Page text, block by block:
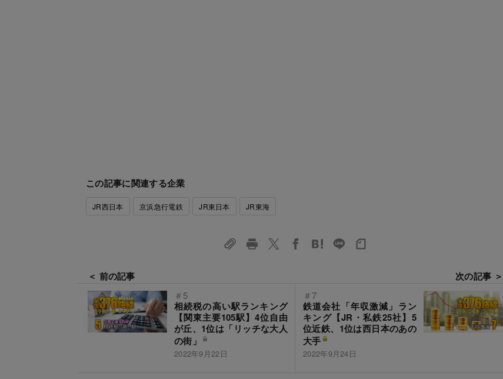
この記事に関連する企業
JR西日本 京浜急行電鉄 JR東日本 JR東海
＜ 前の記事
＃5
相続税の高い駅ランキング
【関東主要105駅】4位自由
が丘、1位は「リッチな大人
の街」
2022年9月22日
次の記事 ＞
＃7
鉄道会社「年収激減」ラン
キング【JR・私鉄25社】5
位近鉄、1位は西日本のあの
大手
2022年9月24日